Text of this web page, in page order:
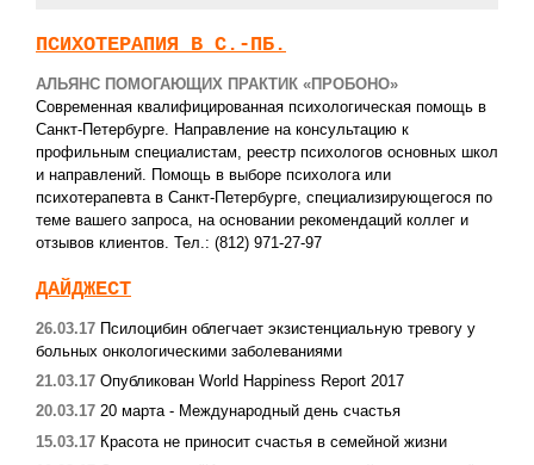
ПСИХОТЕРАПИЯ В С.-ПБ.
АЛЬЯНС ПОМОГАЮЩИХ ПРАКТИК «ПРОБОНО»
Современная квалифицированная психологическая помощь в
Санкт-Петербурге. Направление на консультацию к
профильным специалистам, реестр психологов основных школ
и направлений. Помощь в выборе психолога или
психотерапевта в Санкт-Петербурге, специализирующегося по
теме вашего запроса, на основании рекомендаций коллег и
отзывов клиентов. Тел.: (812) 971-27-97
ДАЙДЖЕСТ
26.03.17 Псилоцибин облегчает экзистенциальную тревогу у
больных онкологическими заболеваниями
21.03.17 Опубликован World Happiness Report 2017
20.03.17 20 марта - Международный день счастья
15.03.17 Красота не приносит счастья в семейной жизни